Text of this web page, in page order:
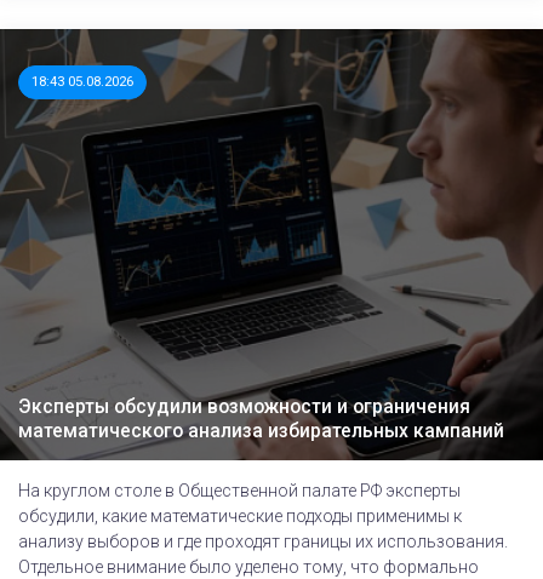
18:43 05.08.2026
Эксперты обсудили возможности и ограничения
математического анализа избирательных кампаний
На круглом столе в Общественной палате РФ эксперты
обсудили, какие математические подходы применимы к
анализу выборов и где проходят границы их использования.
Отдельное внимание было уделено тому, что формально